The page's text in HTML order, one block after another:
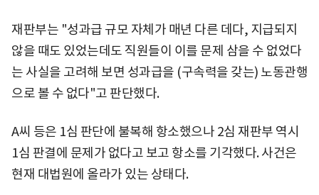
재판부는 "성과급 규모 자체가 매년 다른 데다, 지급되지
않을 때도 있었는데도 직원들이 이를 문제 삼을 수 없었다
는 사실을 고려해 보면 성과급을 (구속력을 갖는) 노동관행
으로 볼 수 없다"고 판단했다.
A씨 등은 1심 판단에 불복해 항소했으나 2심 재판부 역시
1심 판결에 문제가 없다고 보고 항소를 기각했다. 사건은
현재 대법원에 올라가 있는 상태다.